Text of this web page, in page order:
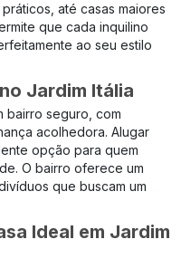
até casas maiores
que cada inquilino
ao seu estilo
Jardim Itália
bairro seguro, com
acolhedora. Alugar
opção para quem
O bairro oferece um
que buscam um
Ideal em Jardim